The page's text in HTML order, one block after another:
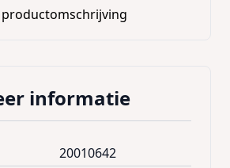
productomschrijving
informatie
20010642